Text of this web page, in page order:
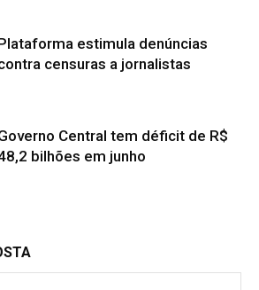
estimula denúncias
censuras a jornalistas
Central tem déficit de R$
bilhões em junho